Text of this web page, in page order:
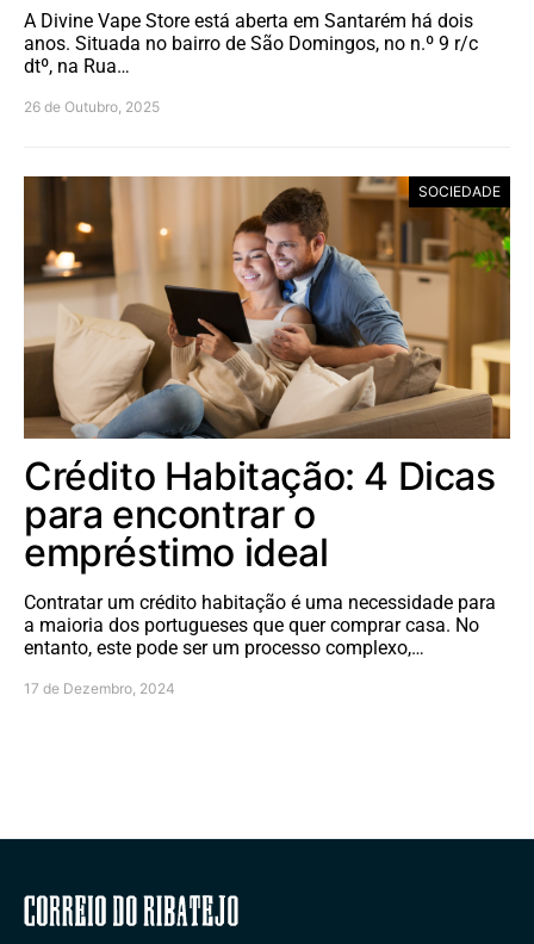
A Divine Vape Store está aberta em Santarém há dois
anos. Situada no bairro de São Domingos, no n.º 9 r/c
dtº, na Rua…
26 de Outubro, 2025
SOCIEDADE
Crédito Habitação: 4 Dicas
para encontrar o
empréstimo ideal
Contratar um crédito habitação é uma necessidade para
a maioria dos portugueses que quer comprar casa. No
entanto, este pode ser um processo complexo,…
17 de Dezembro, 2024
Correio do Ribatejo